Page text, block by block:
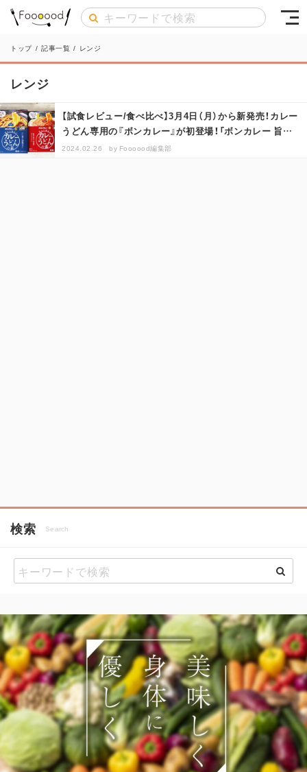
トップ / 記事一覧 / レンジ
レンジ
【試食レビュー/食べ比べ】3月4日（月）から新発売！カレー
うどん専用の『ボンカレー』が初登場！「ボンカレー 旨み
を味わうカレーうど…
2024.02.26 by Foooood編集部
検索 Search